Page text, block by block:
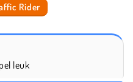
Rider
leuk